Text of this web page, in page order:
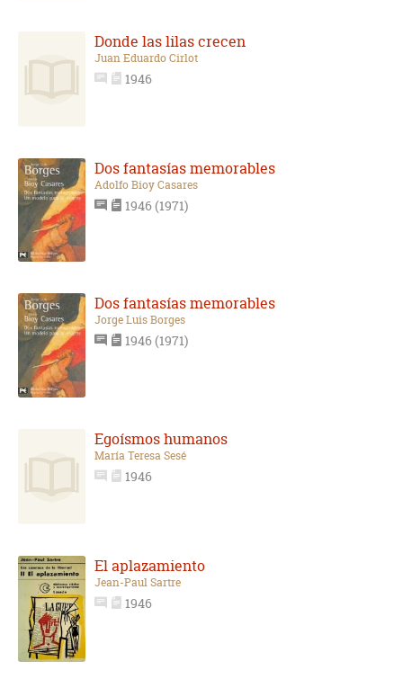
Donde las lilas crecen
Juan Eduardo Cirlot
1946
Dos fantasías memorables
Adolfo Bioy Casares
1946 (1971)
Dos fantasías memorables
Jorge Luis Borges
1946 (1971)
Egoísmos humanos
María Teresa Sesé
1946
El aplazamiento
Jean-Paul Sartre
1946